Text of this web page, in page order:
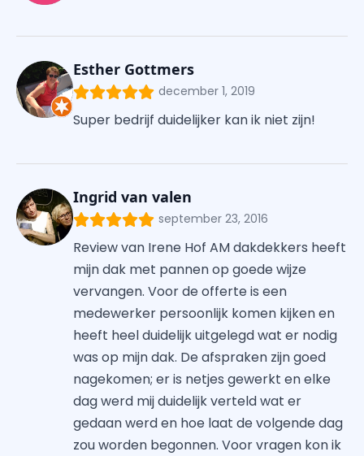
Esther Gottmers
december 1, 2019
Super bedrijf duidelijker kan ik niet zijn!
Ingrid van valen
september 23, 2016
Review van Irene Hof AM dakdekkers heeft
mijn dak met pannen op goede wijze
vervangen. Voor de offerte is een
medewerker persoonlijk komen kijken en
heeft heel duidelijk uitgelegd wat er nodig
was op mijn dak. De afspraken zijn goed
nagekomen; er is netjes gewerkt en elke
dag werd mij duidelijk verteld wat er
gedaan werd en hoe laat de volgende dag
zou worden begonnen. Voor vragen kon ik